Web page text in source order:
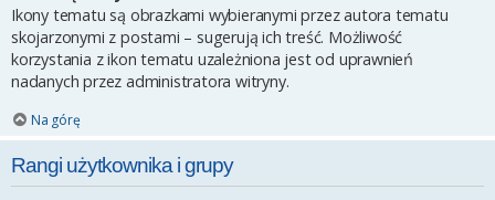
Ikony tematu są obrazkami wybieranymi przez autora tematu
skojarzonymi z postami – sugerują ich treść. Możliwość
korzystania z ikon tematu uzależniona jest od uprawnień
nadanych przez administratora witryny.
Na górę
Rangi użytkownika i grupy